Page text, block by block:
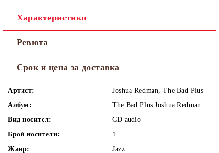
Характеристики
Ревюта
Срок и цена за доставка
Артист:
Joshua Redman, The Bad Plus
Албум:
The Bad Plus Joshua Redman
Вид носител:
CD audio
Брой носители:
1
Жанр:
Jazz